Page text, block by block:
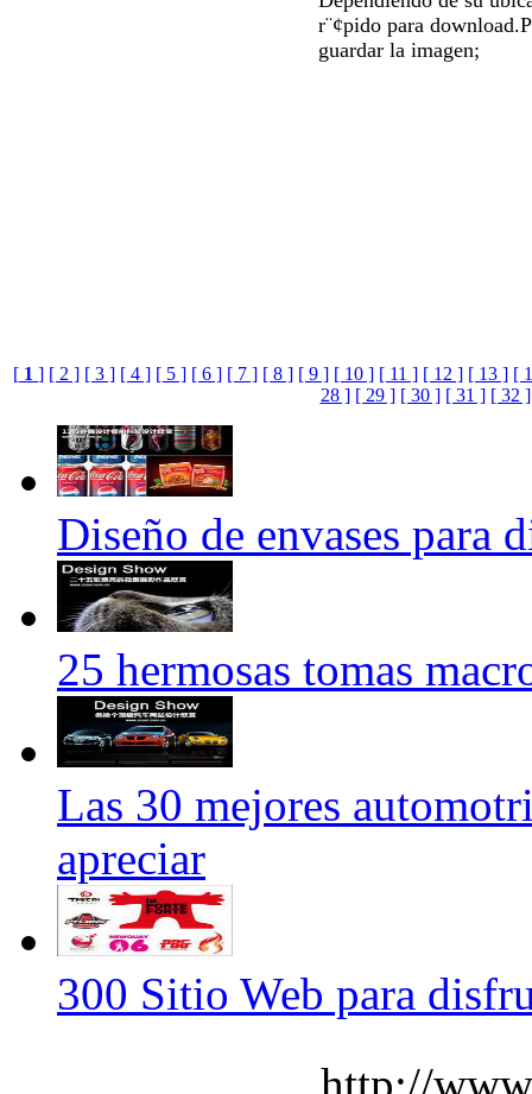
r¨¢pido para
guardar la imagen;
[ 1 ] [ 2 ] [ 3 ] [ 4 ] [ 5 ] [ 6 ] [ 7 ] [ 8 ] [ 9 ] [ 10 ] [ 11 ] [ 12 ] [ 13 ] [
28 ] [ 29 ] [ 30 ] [ 31 ] [ 32 ]
Diseño de envases para
25 hermosas tomas
Las 30 mejores
apreciar
300 Sitio Web para
http://